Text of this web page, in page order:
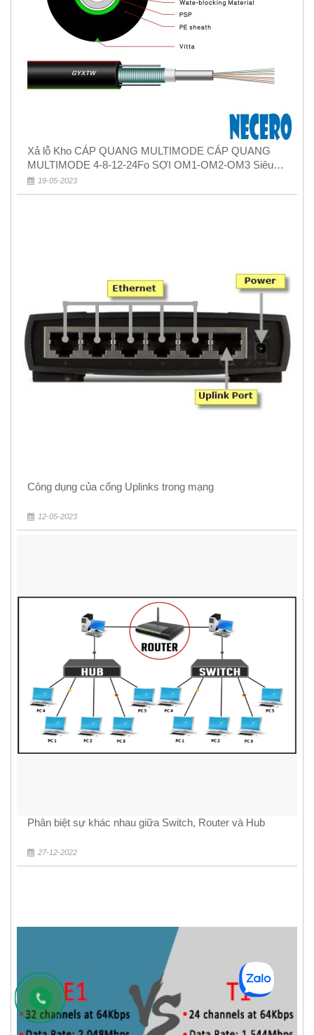
Xả lỗ Kho CÁP QUANG MULTIMODE CÁP QUANG
MULTIMODE 4-8-12-24Fo SỢI OM1-OM2-OM3 Siêu
Rẻ 5k
19-05-2023
Công dụng của cổng Uplinks trong mạng
12-05-2023
Phân biệt sự khác nhau giữa Switch, Router và Hub
27-12-2022